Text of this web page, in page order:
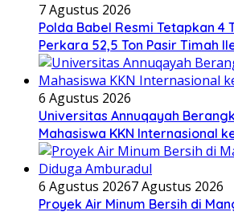
7 Agustus 2026
Polda Babel Resmi Tetapkan 4
Perkara 52,5 Ton Pasir Timah
6 Agustus 2026
Universitas Annuqayah
Mahasiswa KKN Internasional
6 Agustus 20267 Agustus 2026
Proyek Air Minum Bersih di